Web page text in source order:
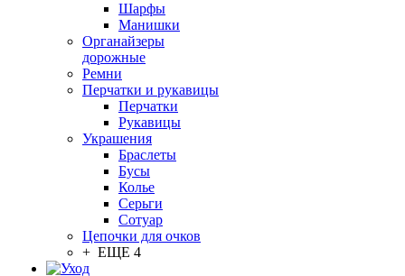
Шарфы
Манишки
Органайзеры
дорожные
Ремни
Перчатки и рукавицы
Перчатки
Рукавицы
Украшения
Браслеты
Бусы
Колье
Серьги
Сотуар
Цепочки для очков
+ ЕЩЕ 4